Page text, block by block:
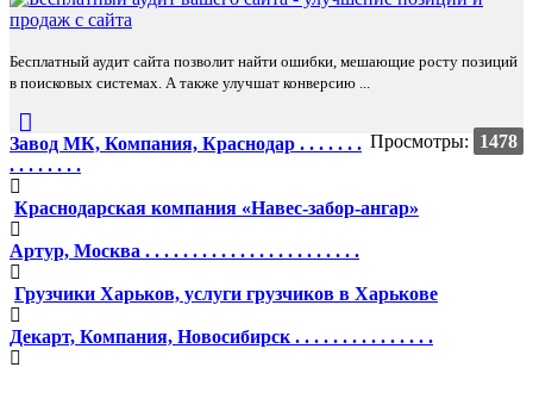
Бесплатный аудит сайта позволит найти ошибки, мешающие росту позиций
в поисковых системах. А также улучшат конверсию ...
Просмотры: 1478
Завод МК, Компания, Краснодар . . . . . . .
. . . . . . . .
Краснодарская компания «Навес-забор-ангар»
Артур, Москва . . . . . . . . . . . . . . . . . . . . . . .
Грузчики Харьков, услуги грузчиков в Харькове
Декарт, Компания, Новосибирск . . . . . . . . . . . . . . .